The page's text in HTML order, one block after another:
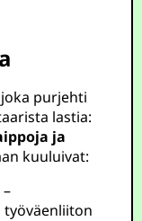
purjehti
lastia:
ja
kuuluivat:
työväenliiton